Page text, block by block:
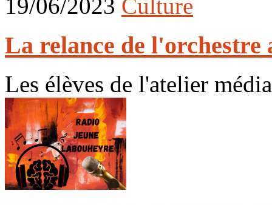
19/06/2023 Culture
La relance de l'orchestre
Les élèves de l'atelier